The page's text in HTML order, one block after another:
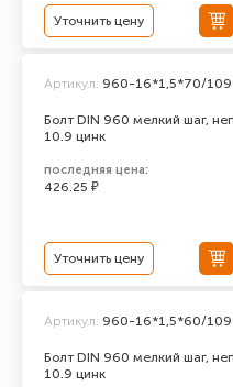
Уточнить цену
Болт DIN 960 мелкий шаг,
10.9 цинк
Артикул: 960-16*1,5*70/109
последняя цена:
426.25 ₽
Уточнить цену
Болт DIN 960 мелкий шаг,
10.9 цинк
Артикул: 960-16*1,5*60/109